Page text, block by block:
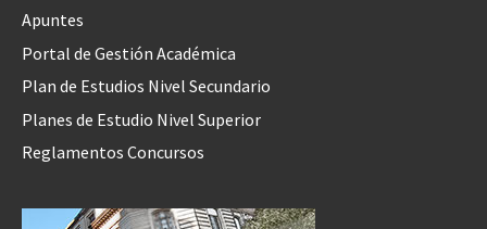
Apuntes
Portal de Gestión Académica
Plan de Estudios Nivel Secundario
Planes de Estudio Nivel Superior
Reglamentos Concursos